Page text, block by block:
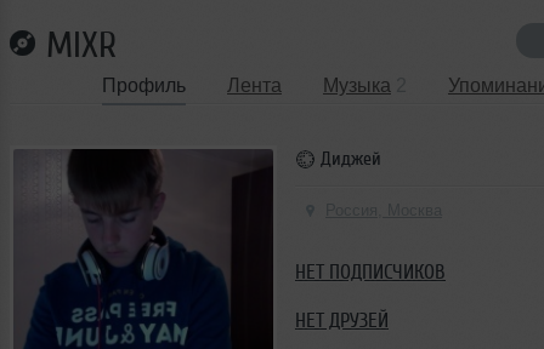
MIXR
Профиль Лента Музыка
Диджей
НЕТ ПОДПИСЧИКОВ
НЕТ ДРУЗЕЙ